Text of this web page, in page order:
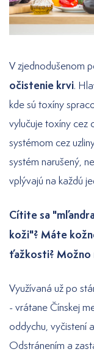
V zjednodušenom
očistenie krvi.
kde sú toxíny
vylučuje toxíny cez
systémom cez
systém narušený,
vplývajú na každú
Cítite sa
koži"? Máte
ťažkosti? Možno
Využívaná už po
- vrátane Čínskej
oddychu, vyčistení
Odstránením a